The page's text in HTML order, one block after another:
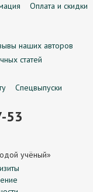
Оплата и скидки
наших авторов
статей
Спецвыпуски
53
учёный»